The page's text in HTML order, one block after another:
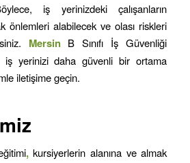
iş yerinizdeki çalışanların
önlemleri alabilecek ve olası riskleri
MersinB Sınıfı İş Güvenliği
iş yerinizi daha güvenli bir ortama
iletişime geçin.
,kursiyerlerin alanına ve almak